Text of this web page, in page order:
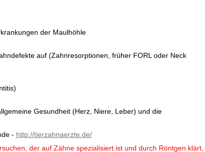
der Maulhöhle
auf (Zahnresorptionen, früher FORL oder Neck
Gesundheit (Herz, Niere, Leber) und die
- http://tierzahnaerzte.de/
der auf Zähne spezialisiert ist und durch Röntgen klärt,